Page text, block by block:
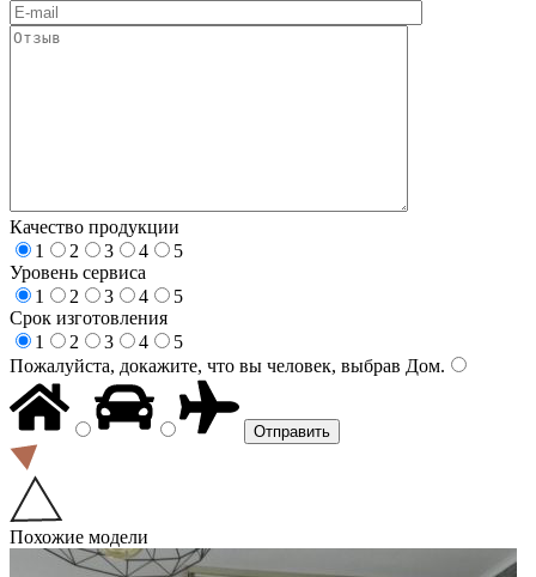
Качество продукции
1
2 3 4
5
Уровень сервиса
1
2 3 4
5
Срок изготовления
1
2 3 4
5
Пожалуйста, докажите, что вы человек, выбрав Дом.
Похожие модели